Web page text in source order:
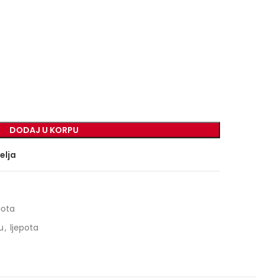
DODAJ U KORPU
, ljepota